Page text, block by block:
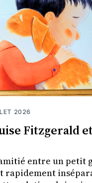
2026
Fitzgerald
entre un petit
rapidement